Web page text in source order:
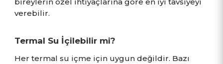
verebilir.
Termal Su İçilebilir mi?
Her termal su içme için uygun değildir. Bazı